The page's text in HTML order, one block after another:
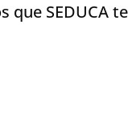
que SEDUCA te